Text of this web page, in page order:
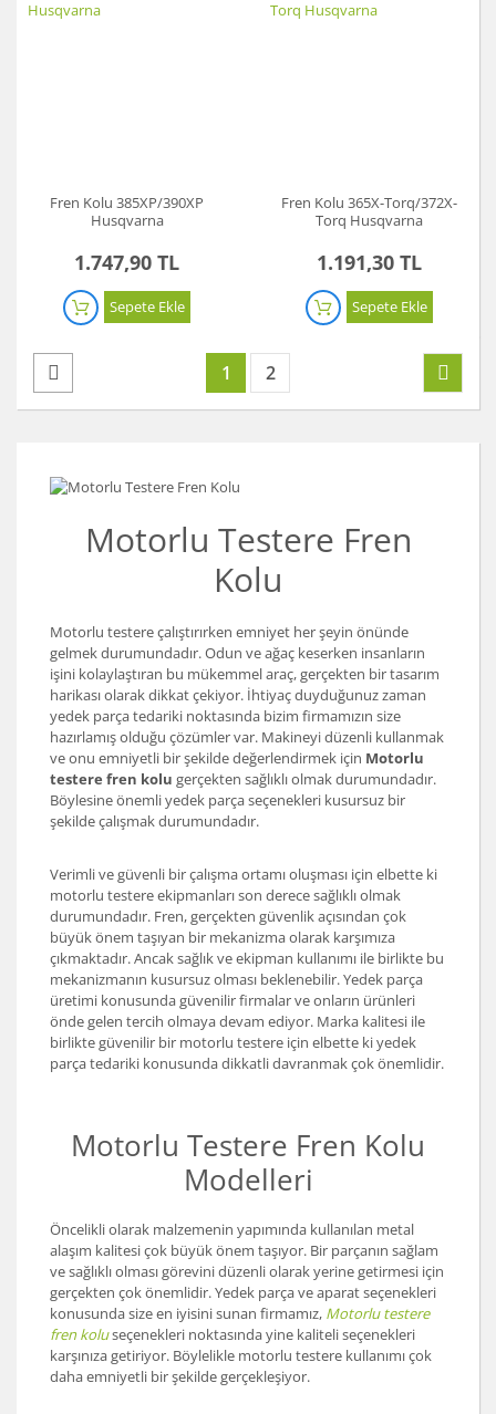
Fren Kolu 385XP/390XP
Husqvarna
1.747,90 TL
Sepete Ekle
Fren Kolu 365X-Torq/372X-
Torq Husqvarna
1.191,30 TL
Sepete Ekle
1 2
Motorlu Testere Fren
Kolu
Motorlu testere çalıştırırken emniyet her şeyin önünde
gelmek durumundadır. Odun ve ağaç keserken insanların
işini kolaylaştıran bu mükemmel araç, gerçekten bir tasarım
harikası olarak dikkat çekiyor. İhtiyaç duyduğunuz zaman
yedek parça tedariki noktasında bizim firmamızın size
hazırlamış olduğu çözümler var. Makineyi düzenli kullanmak
ve onu emniyetli bir şekilde değerlendirmek için Motorlu
testere fren kolu gerçekten sağlıklı olmak durumundadır.
Böylesine önemli yedek parça seçenekleri kusursuz bir
şekilde çalışmak durumundadır.
Verimli ve güvenli bir çalışma ortamı oluşması için elbette ki
motorlu testere ekipmanları son derece sağlıklı olmak
durumundadır. Fren, gerçekten güvenlik açısından çok
büyük önem taşıyan bir mekanizma olarak karşımıza
çıkmaktadır. Ancak sağlık ve ekipman kullanımı ile birlikte bu
mekanizmanın kusursuz olması beklenebilir. Yedek parça
üretimi konusunda güvenilir firmalar ve onların ürünleri
önde gelen tercih olmaya devam ediyor. Marka kalitesi ile
birlikte güvenilir bir motorlu testere için elbette ki yedek
parça tedariki konusunda dikkatli davranmak çok önemlidir.
Motorlu Testere Fren Kolu
Modelleri
Öncelikli olarak malzemenin yapımında kullanılan metal
alaşım kalitesi çok büyük önem taşıyor. Bir parçanın sağlam
ve sağlıklı olması görevini düzenli olarak yerine getirmesi için
gerçekten çok önemlidir. Yedek parça ve aparat seçenekleri
konusunda size en iyisini sunan firmamız, Motorlu testere
fren koluseçenekleri noktasında yine kaliteli seçenekleri
karşınıza getiriyor. Böylelikle motorlu testere kullanımı çok
daha emniyetli bir şekilde gerçekleşiyor.